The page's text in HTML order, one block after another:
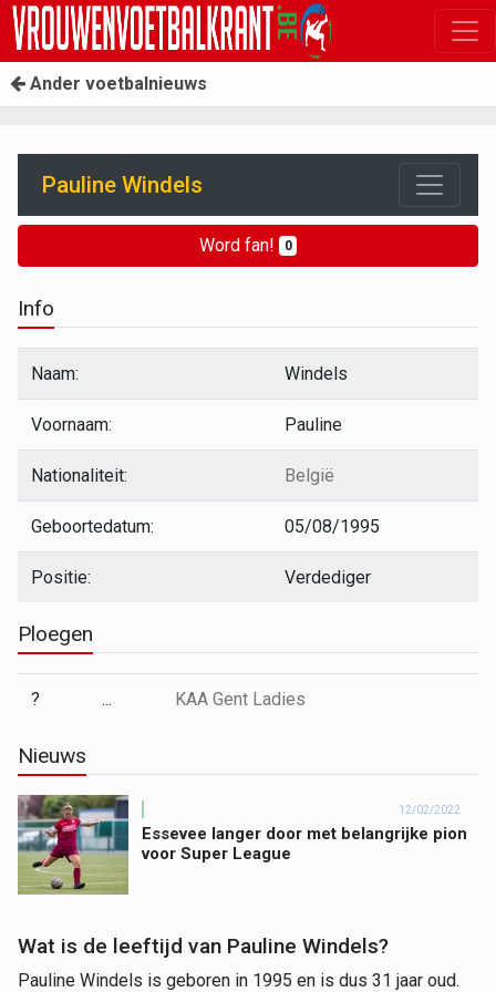
Ander voetbalnieuws
Pauline Windels
Word fan! 0
Info
Naam: Windels
Voornaam: Pauline
Nationaliteit: België
Geboortedatum: 05/08/1995
Positie: Verdediger
Ploegen
? ... KAA Gent Ladies
Nieuws
12/02/2022
Essevee langer door met belangrijke pion
voor Super League
Wat is de leeftijd van Pauline Windels?
Pauline Windels is geboren in 1995 en is dus 31 jaar oud.